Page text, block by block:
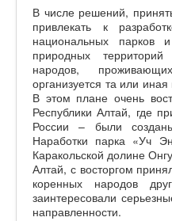
В числе решений,
привлекать к
национальных парков
природных территорий
народов,
организуется та или
В этом плане очень
Республики Алтай, где
России – были
Наработки парка «Уч
Каракольской долине
Алтай, с восторгом
коренных народов
заинтересовали
направленности.